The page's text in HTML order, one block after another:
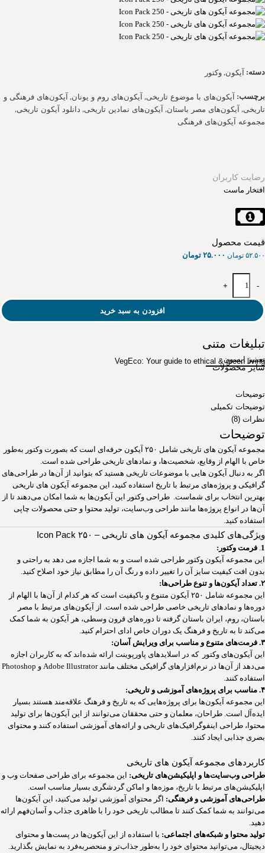
دسته: آیکون, وکتور
برچسب: آیکون‌های با موضوع تاریخی, آیکون‌های روم و یونان, آیکون‌های فرهنگی و
تاریخی, آیکون‌های مصر باستان, آیکون‌های نمادین تاریخی, دانلود آیکون تاریخی,
مجموعه آیکون‌های فرهنگی
رضایت کاربران
افتخار ماست
قیمت محصول
۵۲.۵۰۰ تومان ۲۵.۰۰۰ تومان
-
+
افزودن به سبد خرید
تبلیغات متنی
تعمیر اپسون
VegEco: Your guide to ethical & green living
سایر محصولات
توضیحات
توضیحات تکمیلی
نظرات (8)
توضیحات
مجموعه آیکون های تاریخی شامل ۲۵۰ آیکون حرفه‌ای است که بصورت وکتور به‌طور
خاص با الهام از وقایع، شخصیت‌ها، و نمادهای تاریخی طراحی شده است.
اگر به دنبال آیکون هایی با موضوعات تاریخی هستید که بتوانید از آن‌ها در طراحی‌های
گرافیکی و پروژه‌های مرتبط با تاریخ استفاده کنید، این مجموعه آیکون های تاریخی
بهترین انتخاب برای شماست. طراحی وکتور این آیکون‌ها به شما امکان می‌دهند تا از
آن‌ها در انواع پروژه‌ها مانند طراحی وب‌سایت، تولید محتوا و حتی محصولات چاپی
استفاده کنید.
ویژگی‌های کلیدی مجموعه آیکون های تاریخی – Icon Pack ۲۵۰
1
. فرمت وکتور:
این مجموعه آیکون وکتور طراحی شده است و به شما اجازه می دهد به راحتی و
بدون افت کیفیت سایز آن را تغییر داده و رنگ آن را مطابق نیاز خود اصلاح کنید.
۲. تعداد آیکون‌ها و تنوع طراحی‌ها:
این مجموعه شامل ۲۵۰ آیکون متنوع و باکیفیت است که هر کدام از آن‌ها با الهام از
دوره‌ها و نمادهای تاریخی خاصی طراحی شده است. از آیکون‌های مرتبط با مصر
باستان، روم، ایران باستان گرفته تا دوره‌های قرون وسطی، هر آیکون به شما کمک
می‌کند تا به تاریخ و فرهنگ یک دوران خاص ادای احترام کنید.
۳. فرمت‌های متنوع و مناسب برای ویرایش آسان:
این آیکون‌های وکتور که در اسلایدهای پاورپوینت ارائه شده‌اند که به کاربران اجازه
می‌دهد از آن‌ها در نرم‌افزارهای گرافیکی مختلف مانند Adobe Illustrator و Photoshop
استفاده کنند.
۴. مناسب برای پروژه‌های آموزشی و تاریخی:
این مجموعه آیکون‌ها برای پروژه‌هایی که به تاریخ و فرهنگ علاقه‌مند هستند بسیار
ایده‌آل است. طراحان، معلمان و حتی محققان می‌توانند از این آیکون‌ها برای تولید
محتوا، طراحی اینفوگرافیک‌های تاریخی و ارائه‌های آموزشی استفاده کنند و محتوای
بصری جذابی ایجاد کنند.
کاربردهای مجموعه آیکون های تاریخی
طراحی وب‌سایت‌ها و اپلیکیشن‌های تاریخی: این مجموعه برای طراحی صفحات وب و
اپلیکیشن‌های مرتبط با تاریخ، موزه‌ها و اماکن گردشگری بسیار مناسب است.
طراحی‌های آموزشی و فرهنگی: اگر محتوای آموزشی تولید می‌کنید، این آیکون‌ها
می‌توانند به شما کمک کنند تا مطالب تاریخی خود را با ظاهری جذاب و آسان‌فهم ارائه
دهید.
تولید محتوا و شبکه‌های اجتماعی: با استفاده از این آیکون‌ها در پست‌ها و محتوای
دیجیتال، می‌توانید محتوای خود را به‌طور جذاب‌تر و منحصربه‌فرد به نمایش بگذارید.